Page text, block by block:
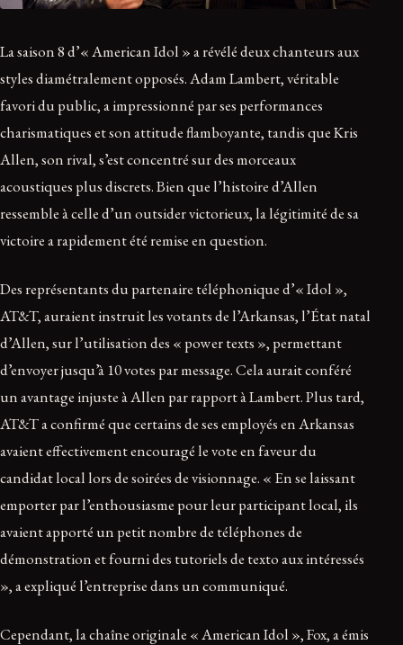
La saison 8 d’« American Idol » a révélé deux chanteurs aux
styles diamétralement opposés. Adam Lambert, véritable
favori du public, a impressionné par ses performances
charismatiques et son attitude flamboyante, tandis que Kris
Allen, son rival, s’est concentré sur des morceaux
acoustiques plus discrets. Bien que l’histoire d’Allen
ressemble à celle d’un outsider victorieux, la légitimité de sa
victoire a rapidement été remise en question.
Des représentants du partenaire téléphonique d’« Idol »,
AT&T, auraient instruit les votants de l’Arkansas, l’État natal
d’Allen, sur l’utilisation des « power texts », permettant
d’envoyer jusqu’à 10 votes par message. Cela aurait conféré
un avantage injuste à Allen par rapport à Lambert. Plus tard,
AT&T a confirmé que certains de ses employés en Arkansas
avaient effectivement encouragé le vote en faveur du
candidat local lors de soirées de visionnage. « En se laissant
emporter par l’enthousiasme pour leur participant local, ils
avaient apporté un petit nombre de téléphones de
démonstration et fourni des tutoriels de texto aux intéressés
», a expliqué l’entreprise dans un communiqué.
Cependant, la chaîne originale « American Idol », Fox, a émis